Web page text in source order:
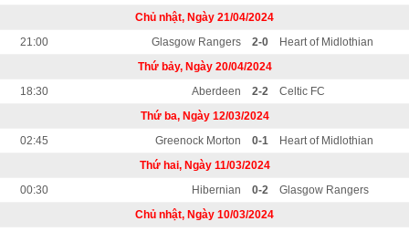
Chủ nhật, Ngày 21/04/2024
21:00
Glasgow Rangers 2-0
Heart of Midlothian
Thứ bảy, Ngày 20/04/2024
18:30
Aberdeen 2-2
Celtic FC
Thứ ba, Ngày 12/03/2024
02:45
Greenock Morton 0-1
Heart of Midlothian
Thứ hai, Ngày 11/03/2024
00:30
Hibernian 0-2
Glasgow Rangers
Chủ nhật, Ngày 10/03/2024